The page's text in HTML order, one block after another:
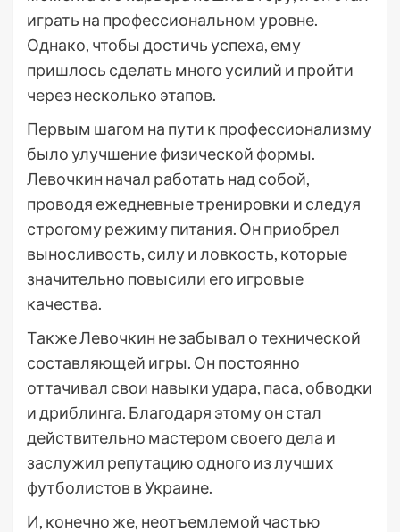
играть на профессиональном уровне.
Однако, чтобы достичь успеха, ему
пришлось сделать много усилий и пройти
через несколько этапов.
Первым шагом на пути к профессионализму
было улучшение физической формы.
Левочкин начал работать над собой,
проводя ежедневные тренировки и следуя
строгому режиму питания. Он приобрел
выносливость, силу и ловкость, которые
значительно повысили его игровые
качества.
Также Левочкин не забывал о технической
составляющей игры. Он постоянно
оттачивал свои навыки удара, паса, обводки
и дриблинга. Благодаря этому он стал
действительно мастером своего дела и
заслужил репутацию одного из лучших
футболистов в Украине.
И, конечно же, неотъемлемой частью